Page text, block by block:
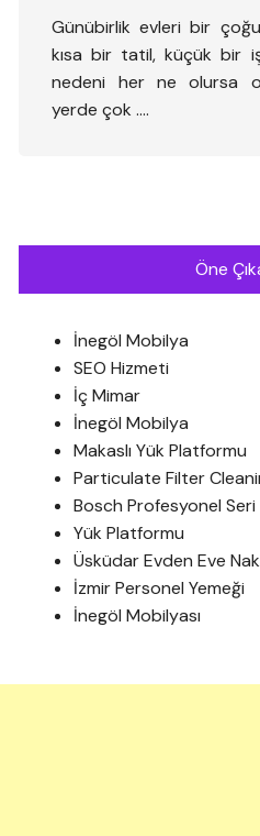
Günübirlik evleri bir
kısa bir tatil, küçük bir
nedeni her ne olursa
yerde çok ….
Öne
İnegöl Mobilya
SEO Hizmeti
İç Mimar
İnegöl Mobilya
Makaslı Yük Platformu
Particulate Filter
Bosch Profesyonel Seri
Yük Platformu
Üsküdar Evden Eve
İzmir Personel Yemeği
İnegöl Mobilyası